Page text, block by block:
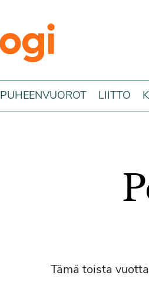
PUHEENVUOROT LIITTO
Tämä toista